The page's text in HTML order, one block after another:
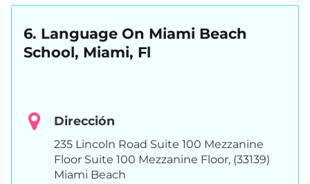
6. Language On Miami Beach
School, Miami, Fl
Dirección
235 Lincoln Road Suite 100 Mezzanine
Floor Suite 100 Mezzanine Floor, (33139)
Miami Beach